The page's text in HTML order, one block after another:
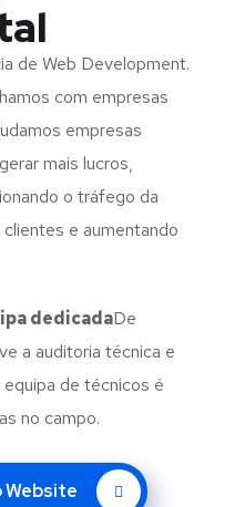
de Web Development.
com empresas
empresas
mais lucros,
o tráfego da
e aumentando
dedicadaDe
a auditoria técnica e
de técnicos é
no campo.
Website